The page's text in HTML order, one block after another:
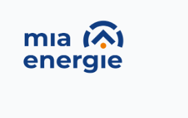
springen